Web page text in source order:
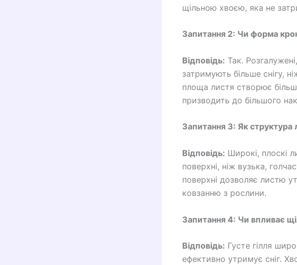
щільною хвоєю, яка не
Запитання 2: Чи форма
Відповідь: Так.
затримують більше снігу,
площа листя створює
призводить до більшого
Запитання 3: Як структура
Відповідь: Широкі, плоскі
поверхні, ніж вузька,
поверхні дозволяє листю
ковзанню з рослини.
Запитання 4: Чи впливає
Відповідь: Густе гілля
ефективно утримує сніг.